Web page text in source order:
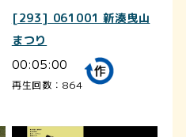
[293] 061001 新湊曳山
まつり
00:05:00
再生回数：864